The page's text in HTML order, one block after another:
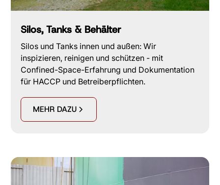
Silos, Tanks & Behälter
Silos und Tanks innen und außen: Wir
inspizieren, reinigen und schützen - mit
Confined-Space-Erfahrung und Dokumentation
für HACCP und Betreiberpflichten.
MEHR DAZU